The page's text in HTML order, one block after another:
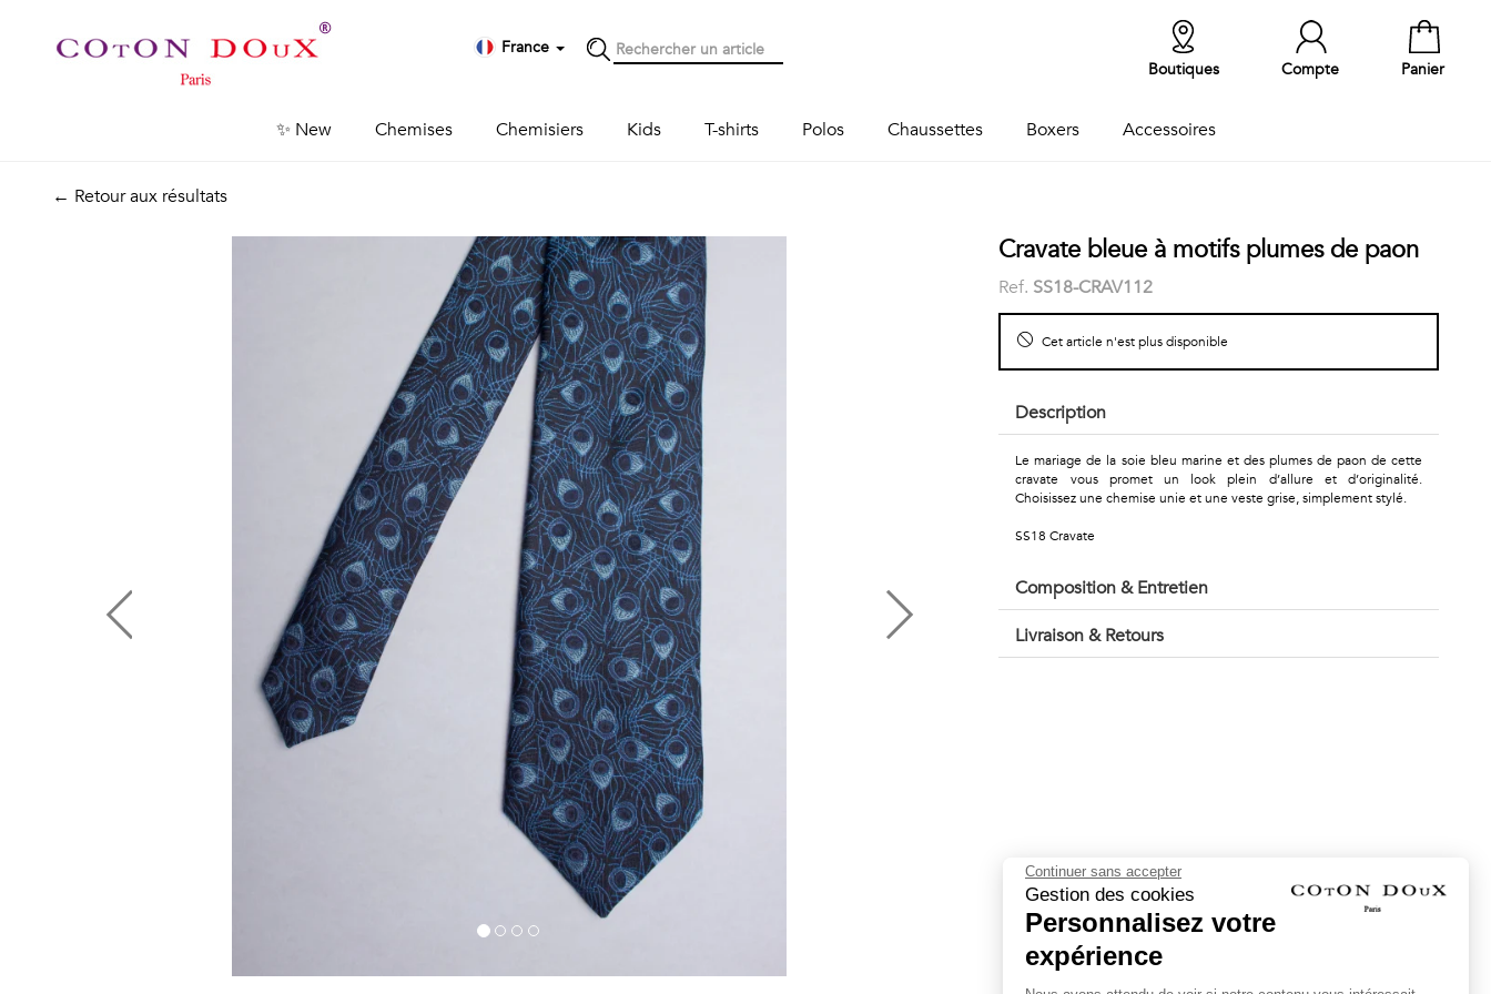
France
Panier
Compte
Boutiques
✨ New Chemises Chemisiers Kids T-shirts Polos Chaussettes Boxers Accessoires
← Retour aux résultats
Cravate bleue à motifs plumes de paon
Ref. SS18-CRAV112
Cet article n'est plus disponible
Description
Le mariage de la soie bleu marine et des plumes de paon de cette
cravate vous promet un look plein d’allure et d’originalité.
Choisissez une chemise unie et une veste grise, simplement stylé.
SS18 Cravate
Composition & Entretien
Livraison & Retours
Continuer sans accepter
Gestion des cookies
Personnalisez votre
expérience